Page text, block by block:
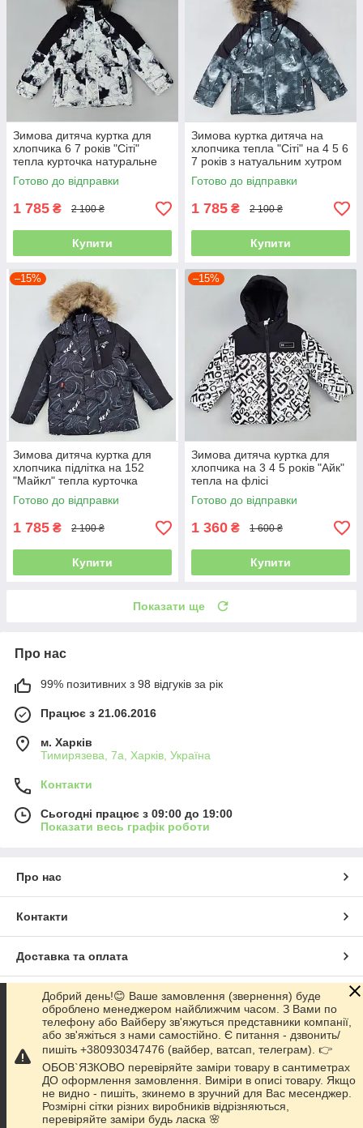
Зимова дитяча куртка для
хлопчика 6 7 років "Сіті"
тепла курточка натуральне
хутро
Готово до відправки
1 785 ₴ 2 100 ₴
Купити
Зимова куртка дитяча на
хлопчика тепла "Сіті" на 4 5 6
7 років з натуальним хутром
Готово до відправки
1 785 ₴ 2 100 ₴
Купити
–15%
Зимова дитяча куртка для
хлопчика підлітка на 152
"Майкл" тепла курточка
натуральне хутро
Готово до відправки
1 785 ₴ 2 100 ₴
Купити
–15%
Зимова дитяча куртка для
хлопчика на 3 4 5 років "Айк"
тепла на флісі
Готово до відправки
1 360 ₴ 1 600 ₴
Купити
Показати ще
Про нас
99% позитивних з 98 відгуків за рік
Працює з 21.06.2016
м. Харків
Тимирязева, 7а, Харків, Україна
Контакти
Сьогодні працює з 09:00 до 19:00
Показати весь графік роботи
Про нас
Контакти
Доставка та оплата
Графік роботи
Повна версія сайту
Сайт створено на маркетплейсіProm.ua
Політика конфіденційності
Добрий день!😊 Ваше замовлення (звернення) буде
оброблено менеджером найближчим часом. З Вами по
телефону або Вайберу зв'яжуться представники компанії,
або зв'яжіться з нами самостійно. Є питання - дзвонить/
пишіть +380930347476 (вайбер, ватсап, телеграм). 👉
ОБОВ`ЯЗКОВО перевіряйте заміри товару в сантиметрах
ДО оформлення замовлення. Виміри в описі товару. Якщо
не видно - пишіть, зкинемо в зручний для Вас месенджер.
Розмірні сітки різних виробників відрізняються,
перевіряйте заміри будь ласка 🌸